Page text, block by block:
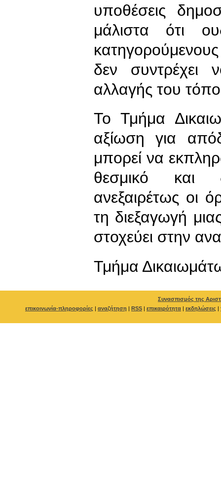
υποθέσεις
μάλιστα ότι
δεν συντρέχει
αλλαγής του
Το Τμήμα
αξίωση για
μπορεί να
θεσμικό και
ανεξαιρέτως οι
τη διεξαγωγή
στοχεύει στην
Τμήμα
Συνασπισμός της
επικοινωνία-πληροφορίες | αναζήτηση | RSS | επικαιρότητα | εκδηλώσεις |